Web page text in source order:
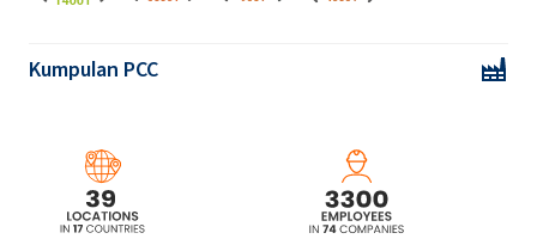
Kumpulan PCC
ROKAfenol N6P4 (Ethoxylated,
propoxylated nonylphenol)